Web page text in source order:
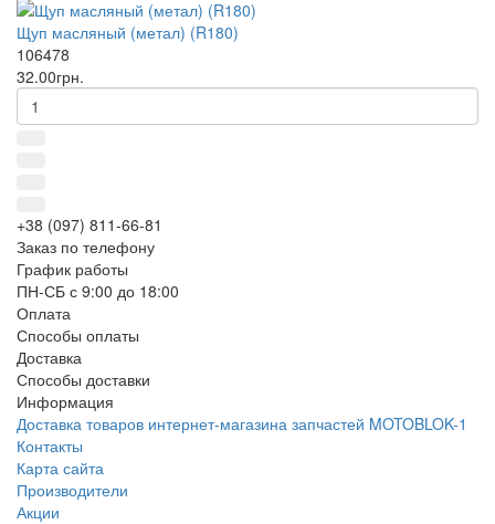
Щуп масляный (метал) (R180)
106478
32.00грн.
+38 (097) 811-66-81
Заказ по телефону
График работы
ПН-СБ с 9:00 до 18:00
Оплата
Способы оплаты
Доставка
Способы доставки
Информация
Доставка товаров интернет-магазина запчастей MOTOBLOK-1
Контакты
Карта сайта
Производители
Акции